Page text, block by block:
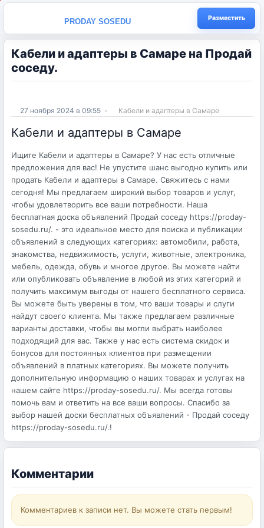
PRODAY SOSEDU Разместить
Кабели и адаптеры в Самаре на Продай
соседу.
27 ноября 2024 в 09:55 - Кабели и адаптеры в Самаре
Кабели и адаптеры в Самаре
Ищите Кабели и адаптеры в Самаре? У нас есть отличные
предложения для вас! Не упустите шанс выгодно купить или
продать Кабели и адаптеры в Самаре. Свяжитесь с нами
сегодня! Мы предлагаем широкий выбор товаров и услуг,
чтобы удовлетворить все ваши потребности. Наша
бесплатная доска объявлений Продай соседу https://proday-
sosedu.ru/. - это идеальное место для поиска и публикации
объявлений в следующих категориях: автомобили, работа,
знакомства, недвижимость, услуги, животные, электроника,
мебель, одежда, обувь и многое другое. Вы можете найти
или опубликовать объявление в любой из этих категорий и
получить максимум выгоды от нашего бесплатного сервиса.
Вы можете быть уверены в том, что ваши товары и слуги
найдут своего клиента. Мы также предлагаем различные
варианты доставки, чтобы вы могли выбрать наиболее
подходящий для вас. Также у нас есть система скидок и
бонусов для постоянных клиентов при размещении
объявлений в платных категориях. Вы можете получить
дополнительную информацию о наших товарах и услугах на
нашем сайте https://proday-sosedu.ru/. Мы всегда готовы
помочь вам и ответить на все ваши вопросы. Спасибо за
выбор нашей доски бесплатных объявлений - Продай соседу
https://proday-sosedu.ru/.!
Комментарии
Комментариев к записи нет. Вы можете стать первым!